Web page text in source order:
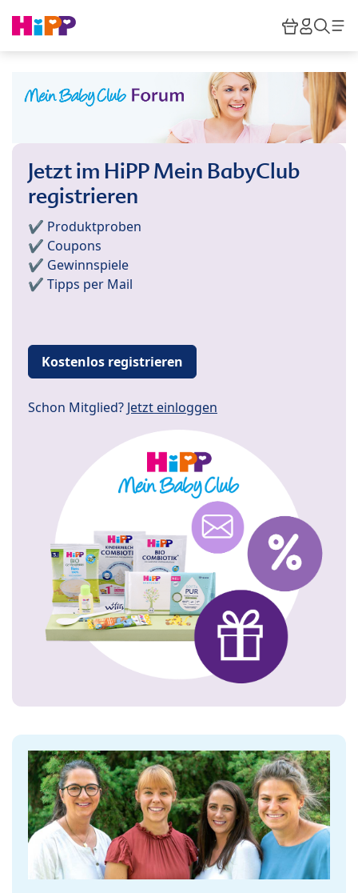
HiPP
Jetzt im HiPP Mein BabyClub
registrieren
✔️ Produktproben
✔️ Coupons
✔️ Gewinnspiele
✔️ Tipps per Mail
Kostenlos registrieren
Schon Mitglied? Jetzt einloggen